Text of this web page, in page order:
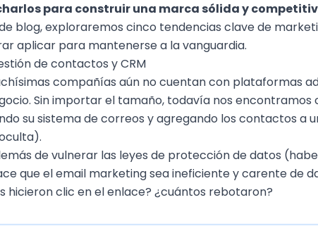
para construir una marca sólida y
blog, exploraremos cinco tendencias clave de
aplicar para mantenerse a la vanguardia.
de contactos y CRM
compañías aún no cuentan con plataformas
Sin importar el tamaño, todavía nos encontramos
su sistema de correos y agregando los contactos a
de vulnerar las leyes de protección de datos
que el email marketing sea ineficiente y carente de
hicieron clic en el enlace? ¿cuántos rebotaron?